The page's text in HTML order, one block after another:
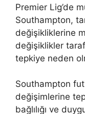
Premier Lig’de
Southampton,
değişikliklerine
değişiklikler
tepkiye neden
Southampton
değişimlerine
bağlılığı ve